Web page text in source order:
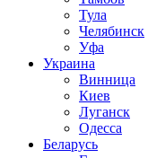
Тула
Челябинск
Уфа
Украина
Винница
Киев
Луганск
Одесса
Беларусь